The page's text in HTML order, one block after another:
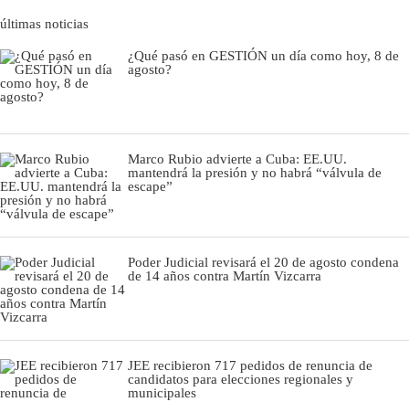
últimas noticias
¿Qué pasó en GESTIÓN un día como hoy, 8 de
agosto?
Marco Rubio advierte a Cuba: EE.UU.
mantendrá la presión y no habrá “válvula de
escape”
Poder Judicial revisará el 20 de agosto condena
de 14 años contra Martín Vizcarra
JEE recibieron 717 pedidos de renuncia de
candidatos para elecciones regionales y
municipales